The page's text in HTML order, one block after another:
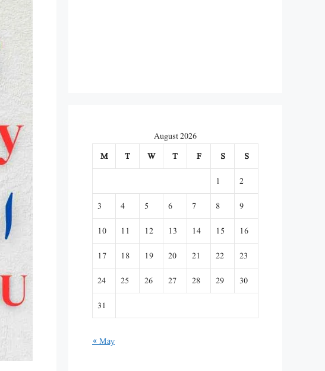
August 2026
M
T W T F S
S
1
2
3
4 5 6 7 8
9
10
11 12 13 14 15
16
17
18 19 20 21 22
23
24
25 26 27 28 29
30
31
« May